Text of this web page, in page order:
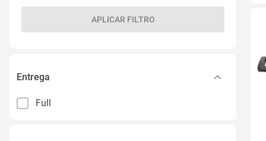
APLICAR FILTRO
Entrega
Full